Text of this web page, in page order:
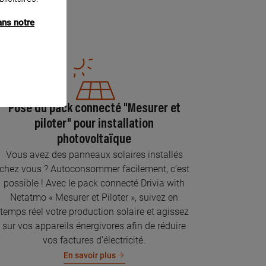
Pose du pack connecté "Mesurer et
piloter" pour installation
photovoltaïque
Vous avez des panneaux solaires installés
chez vous ? Autoconsommer facilement, c’est
possible ! Avec le pack connecté Drivia with
Netatmo « Mesurer et Piloter », suivez en
temps réel votre production solaire et agissez
sur vos appareils énergivores afin de réduire
vos factures d’électricité.
En savoir plus
notre